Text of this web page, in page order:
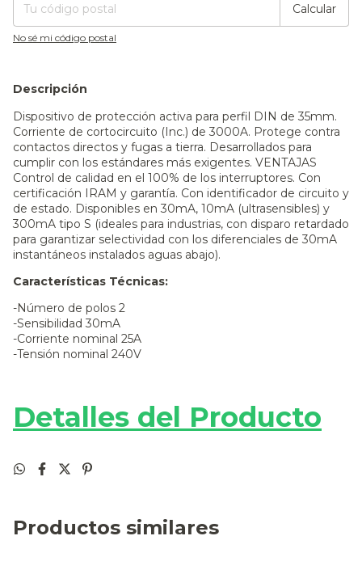
Calcular
No sé mi código postal
Descripción
Dispositivo de protección activa para perfil DIN de 35mm.
Corriente de cortocircuito (Inc.) de 3000A. Protege contra
contactos directos y fugas a tierra. Desarrollados para
cumplir con los estándares más exigentes. VENTAJAS
Control de calidad en el 100% de los interruptores. Con
certificación IRAM y garantía. Con identificador de circuito y
de estado. Disponibles en 30mA, 10mA (ultrasensibles) y
300mA tipo S (ideales para industrias, con disparo retardado
para garantizar selectividad con los diferenciales de 30mA
instantáneos instalados aguas abajo).
Características Técnicas:
-Número de polos 2
-Sensibilidad 30mA
-Corriente nominal 25A
-Tensión nominal 240V
Detalles del Producto
Productos similares